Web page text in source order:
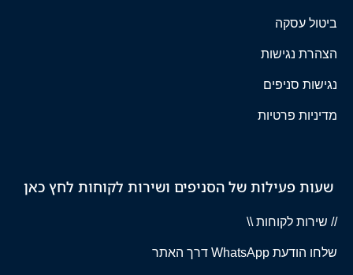
ביטול עסקה
הצהרת נגישות
נגישות סניפים
מדיניות פרטיות
שעות פעילות של הסניפים ושירות לקוחות לחץ כאן
// שירות לקוחות \\
שלחו הודעת WhatsApp דרך האתר